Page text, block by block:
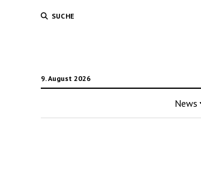
SUCHE
9. August 2026
News